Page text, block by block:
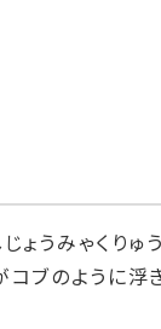
うみゃくりゅう
ブのように浮